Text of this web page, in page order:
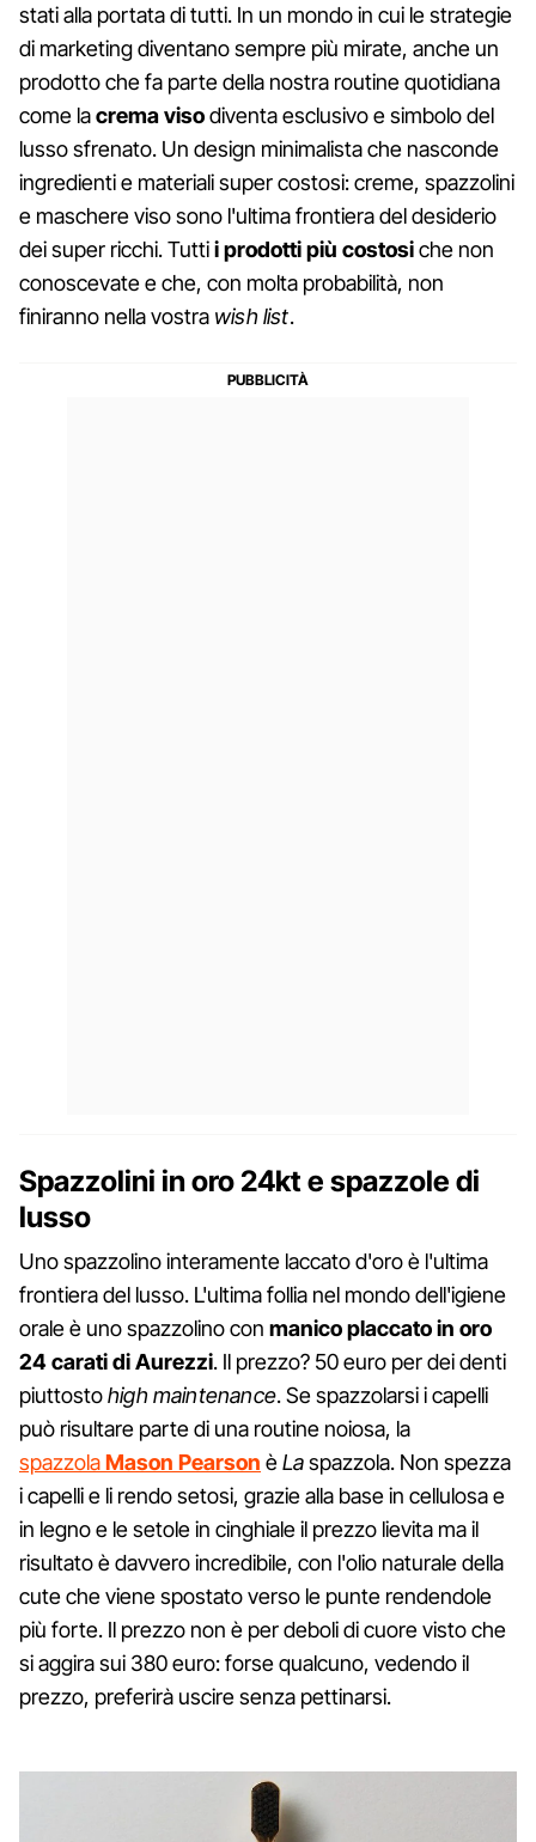
stati alla portata di tutti. In un mondo in cui le strategie
di marketing diventano sempre più mirate, anche un
prodotto che fa parte della nostra routine quotidiana
come lacremavisodiventa esclusivo e simbolo del
lusso sfrenato. Un design minimalista che nasconde
ingredienti e materiali super costosi: creme, spazzolini
e maschere viso sono l'ultima frontiera del desiderio
dei super ricchi. Tuttii prodotti più costosiche non
conoscevate e che, con molta probabilità, non
finiranno nella vostra wish list.
Spazzolini in oro 24kt e spazzole di
lusso
Uno spazzolino interamente laccato d'oro è l'ultima
frontiera del lusso. L'ultima follia nel mondo dell'igiene
orale è uno spazzolino con manico placcato in oro
24 carati di Aurezzi. Il prezzo? 50 euro per dei denti
piuttostohigh maintenance. Se spazzolarsi i capelli
può risultare parte di una routine noiosa, la
spazzolaMason Pearson èLaspazzola. Non spezza
i capelli e li rendo setosi, grazie alla base in cellulosa e
in legno e le setole in cinghiale il prezzo lievita ma il
risultato è davvero incredibile, con l'olio naturale della
cute che viene spostato verso le punte rendendole
più forte. Il prezzo non è per deboli di cuore visto che
si aggira sui 380 euro: forse qualcuno, vedendo il
prezzo, preferirà uscire senza pettinarsi.